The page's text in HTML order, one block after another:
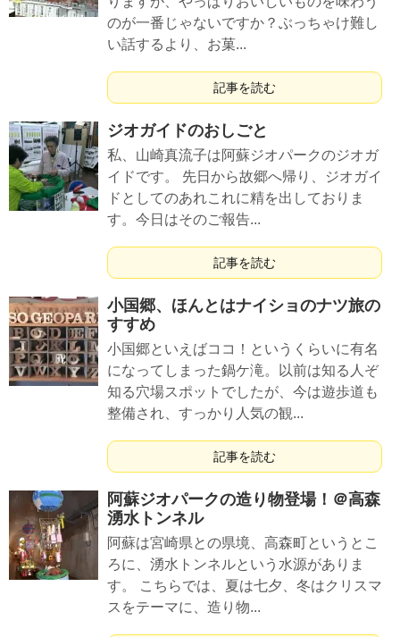
のが一番じゃないですか？ぶっちゃけ難し
い話するより、お菓...
記事を読む
ジオガイドのおしごと
私、山崎真流子は阿蘇ジオパークのジオガ
イドです。 先日から故郷へ帰り、ジオガイ
ドとしてのあれこれに精を出しておりま
す。今日はそのご報告...
記事を読む
小国郷、ほんとはナイショのナツ旅の
すすめ
小国郷といえばココ！というくらいに有名
になってしまった鍋ケ滝。以前は知る人ぞ
知る穴場スポットでしたが、今は遊歩道も
整備され、すっかり人気の観...
記事を読む
阿蘇ジオパークの造り物登場！＠高森
湧水トンネル
阿蘇は宮崎県との県境、高森町というとこ
ろに、湧水トンネルという水源がありま
す。 こちらでは、夏は七夕、冬はクリスマ
スをテーマに、造り物...